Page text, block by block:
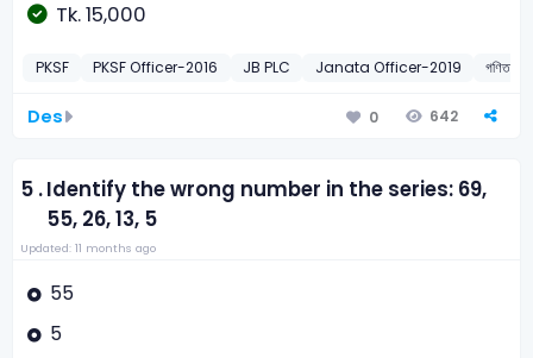
Tk. 15,000
PKSF PKSF Officer-2016 JB PLC Janata Officer-2019 গণিত
Des 0 642
5 .Identify the wrong number in the series: 69,
55, 26, 13, 5
Updated: 11 months ago
55
5